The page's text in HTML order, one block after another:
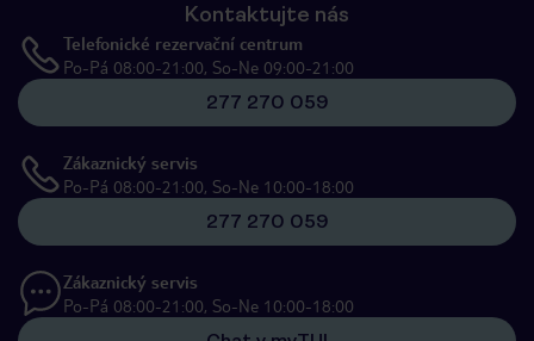
Kontaktujte nás
Telefonické rezervační centrum
Po-Pá 08:00-21:00, So-Ne 09:00-21:00
277 270 059
Zákaznický servis
Po-Pá 08:00-21:00, So-Ne 10:00-18:00
277 270 059
Zákaznický servis
Po-Pá 08:00-21:00, So-Ne 10:00-18:00